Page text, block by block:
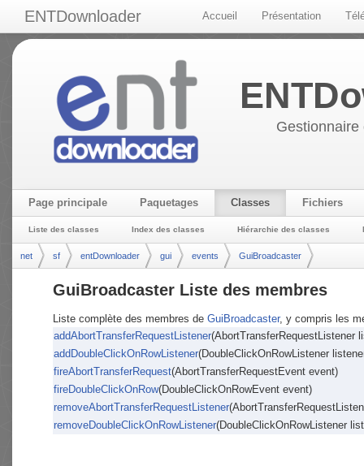
ENTDownloader Accueil Présentation
Page principale Paquetages Classes Fichiers
Liste des classes Index des classes Hiérarchie des classes
net sf entDownloader gui events GuiBroadcaster
GuiBroadcaster Liste des membres
Liste complète des membres de GuiBroadcaster, y compris les
addAbortTransferRequestListener(AbortTransferRequestListener
addDoubleClickOnRowListener(DoubleClickOnRowListener
fireAbortTransferRequest(AbortTransferRequestEvent event)
fireDoubleClickOnRow(DoubleClickOnRowEvent event)
removeAbortTransferRequestListener
removeDoubleClickOnRowListener(DoubleClickOnRowListener